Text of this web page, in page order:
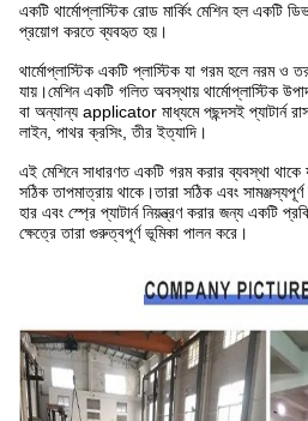
একটি থার্মোপ্লাস্টিক রোড মার্কিং মেশিন হল একটি
প্রয়োগ করতে ব্যবহৃত হয়।
থার্মোপ্লাস্টিক একটি প্লাস্টিক যা গরম হলে নরম ও
যায়।মেশিন একটি গলিত অবস্থায় থার্মোপ্লাস্টিক
বা অন্যান্য applicator মাধ্যমে পছন্দসই প্যাটার্ন
লাইন, পাথর ক্রসিং, তীর ইত্যাদি।
এই মেশিনে সাধারণত একটি গরম করার ব্যবস্থা থাকে
সঠিক তাপমাত্রায় থাকে।তারা সঠিক এবং
হার এবং স্প্রে প্যাটার্ন নিয়ন্ত্রণ করার জন্য একটি
ক্ষেত্রে তারা গুরুত্বপূর্ণ ভূমিকা পালন করে।